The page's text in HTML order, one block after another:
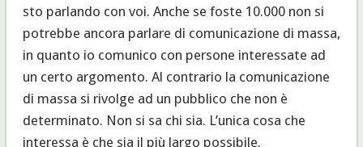
sto parlando con voi. Anche se foste 10.000 non si
potrebbe ancora parlare di comunicazione di massa,
in quanto io comunico con persone interessate ad
un certo argomento. Al contrario la comunicazione
di massa si rivolge ad un pubblico che non è
determinato. Non si sa chi sia. L’unica cosa che
interessa è che sia il più largo possibile.